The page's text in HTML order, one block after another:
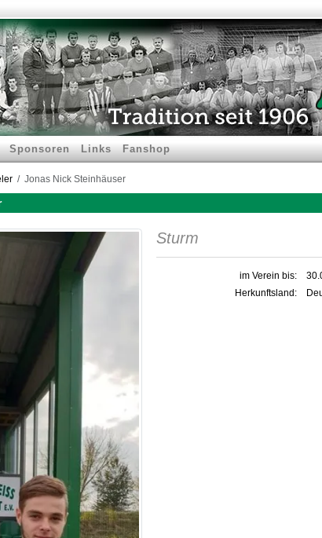
Sponsoren Links Fanshop
Jonas Nick Steinhäuser
Sturm
im Verein bis:
Herkunftsland: